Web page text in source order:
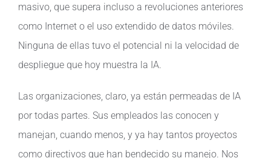
masivo, que supera incluso a revoluciones anteriores
como Internet o el uso extendido de datos móviles.
Ninguna de ellas tuvo el potencial ni la velocidad de
despliegue que hoy muestra la IA.
Las organizaciones, claro, ya están permeadas de IA
por todas partes. Sus empleados las conocen y
manejan, cuando menos, y ya hay tantos proyectos
como directivos que han bendecido su manejo. Nos